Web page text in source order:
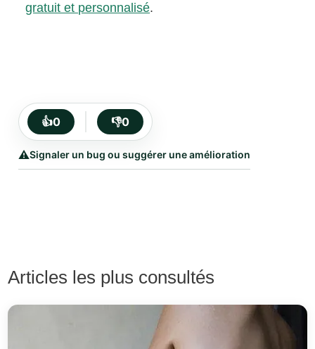
gratuit et personnalisé.
👍0 👎0
⚠️Signaler un bug ou suggérer une amélioration
Articles les plus consultés